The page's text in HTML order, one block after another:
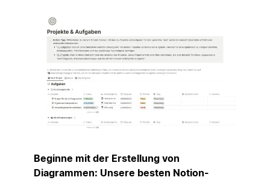
Beginne mit der Erstellung von
Diagrammen: Unsere besten Notion-